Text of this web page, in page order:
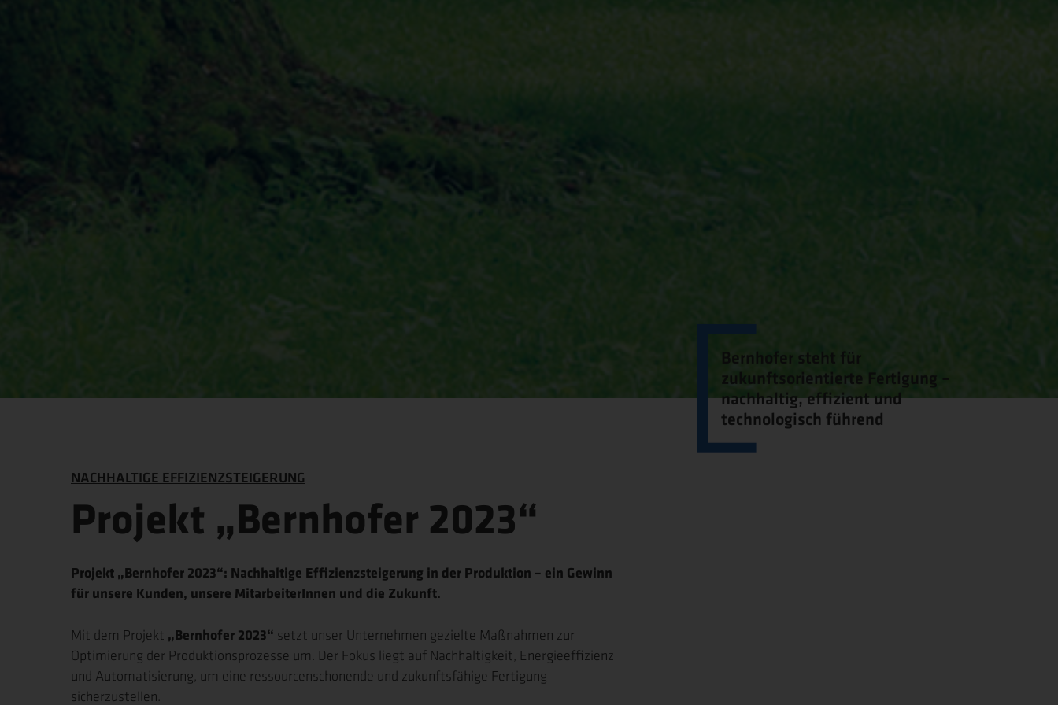
NACHHALTIGE EFFIZIENZSTEIGERUNG
Projekt „Bernhofer 2023“
Projekt „Bernhofer 2023“: Nachhaltige Effizienzsteigerung in der Produktion – ein Gewinn
für unsere Kunden, unsere MitarbeiterInnen und die Zukunft.
Mit dem Projekt „Bernhofer 2023“ setzt unser Unternehmen gezielte Maßnahmen zur
Optimierung der Produktionsprozesse um. Der Fokus liegt auf Nachhaltigkeit, Energieeffizienz
und Automatisierung, um eine ressourcenschonende und zukunftsfähige Fertigung
sicherzustellen.
Bernhofer steht für
zukunftsorientierte Fertigung –
nachhaltig, effizient und
technologisch führend